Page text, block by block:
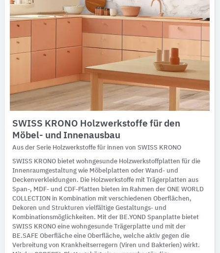
SWISS KRONO Holzwerkstoffe für den
Möbel- und Innenausbau
Aus der Serie Holzwerkstoffe für innen von SWISS KRONO
SWISS KRONO bietet wohngesunde Holzwerkstoffplatten für die
Innenraumgestaltung wie Möbelplatten oder Wand- und
Deckenverkleidungen. Die Holzwerkstoffe mit Trägerplatten aus
Span-, MDF- und CDF-Platten bieten im Rahmen der ONE WORLD
COLLECTION in Kombination mit verschiedenen Oberflächen,
Dekoren und Strukturen vielfältige Gestaltungs- und
Kombinationsmöglichkeiten. Mit der BE.YOND Spanplatte bietet
SWISS KRONO eine wohngesunde Trägerplatte und mit der
BE.SAFE Oberfläche eine Oberfläche, welche aktiv gegen die
Verbreitung von Krankheitserregern (Viren und Bakterien) wirkt.